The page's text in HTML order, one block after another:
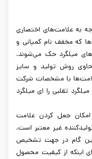
به علامت‌های اختصاری
که مخفف نام کمپانی و
میلگرد حک می‌شوند.
روش تولید و سایز
با مشخصات شرکت
تقلبی را ای میلگرد
جعل کردن علامت
غیر معتبر است.
اولین گام در جهت تشخیص
اینکه از کیفیت محصول